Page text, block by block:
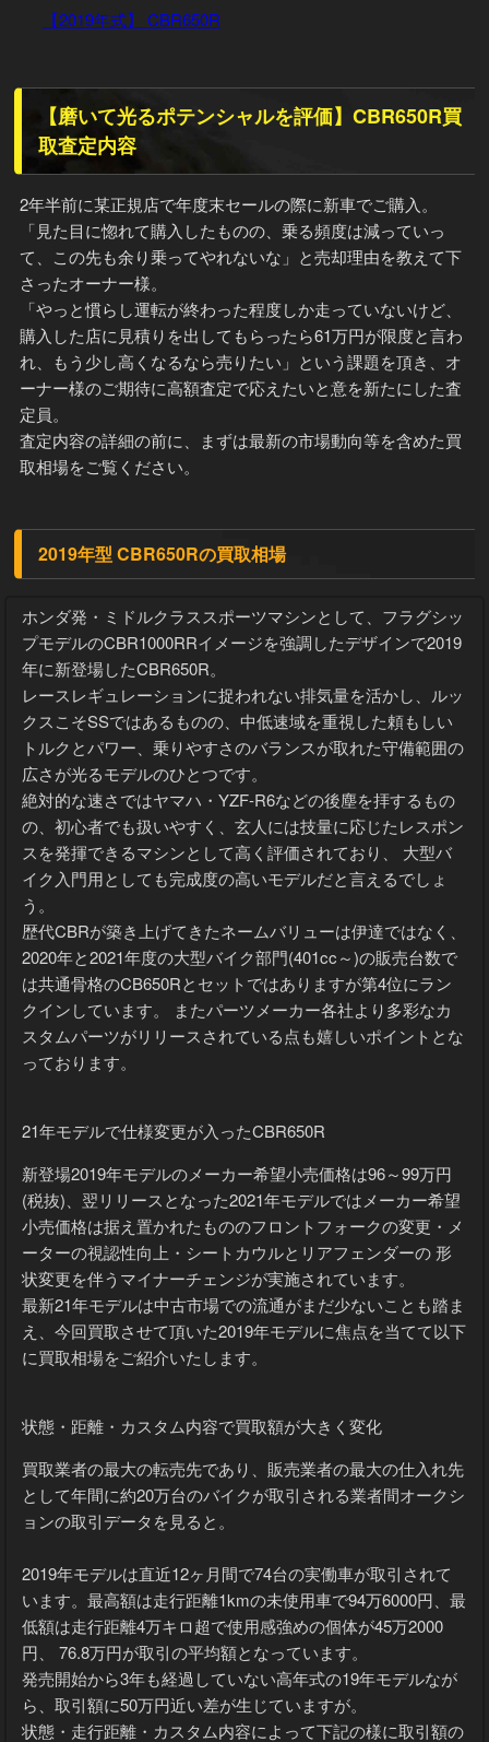
【磨いて光るポテンシャルを評価】CBR650R買
取査定内容
2年半前に某正規店で年度末セールの際に新車でご購入。
「見た目に惚れて購入したものの、乗る頻度は減っていっ
て、この先も余り乗ってやれないな」と売却理由を教えて下
さったオーナー様。
「やっと慣らし運転が終わった程度しか走っていないけど、
購入した店に見積りを出してもらったら61万円が限度と言わ
れ、もう少し高くなるなら売りたい」という課題を頂き、オ
ーナー様のご期待に高額査定で応えたいと意を新たにした査
定員。
査定内容の詳細の前に、まずは最新の市場動向等を含めた買
取相場をご覧ください。
2019年型 CBR650Rの買取相場
ホンダ発・ミドルクラススポーツマシンとして、フラグシッ
プモデルのCBR1000RRイメージを強調したデザインで2019
年に新登場したCBR650R。
レースレギュレーションに捉われない排気量を活かし、ルッ
クスこそSSではあるものの、中低速域を重視した頼もしい
トルクとパワー、乗りやすさのバランスが取れた守備範囲の
広さが光るモデルのひとつです。
絶対的な速さではヤマハ・YZF-R6などの後塵を拝するもの
の、初心者でも扱いやすく、玄人には技量に応じたレスポン
スを発揮できるマシンとして高く評価されており、 大型バ
イク入門用としても完成度の高いモデルだと言えるでしょ
う。
歴代CBRが築き上げてきたネームバリューは伊達ではなく、
2020年と2021年度の大型バイク部門(401cc～)の販売台数で
は共通骨格のCB650Rとセットではありますが第4位にラン
クインしています。 またパーツメーカー各社より多彩なカ
スタムパーツがリリースされている点も嬉しいポイントとな
っております。
21年モデルで仕様変更が入ったCBR650R
新登場2019年モデルのメーカー希望小売価格は96～99万円
(税抜)、翌リリースとなった2021年モデルではメーカー希望
小売価格は据え置かれたもののフロントフォークの変更・メ
ーターの視認性向上・シートカウルとリアフェンダーの 形
状変更を伴うマイナーチェンジが実施されています。
最新21年モデルは中古市場での流通がまだ少ないことも踏ま
え、今回買取させて頂いた2019年モデルに焦点を当てて以下
に買取相場をご紹介いたします。
状態・距離・カスタム内容で買取額が大きく変化
買取業者の最大の転売先であり、販売業者の最大の仕入れ先
として年間に約20万台のバイクが取引される業者間オークシ
ョンの取引データを見ると。
2019年モデルは直近12ヶ月間で74台の実働車が取引されて
います。最高額は走行距離1kmの未使用車で94万6000円、最
低額は走行距離4万キロ超で使用感強めの個体が45万2000
円、 76.8万円が取引の平均額となっています。
発売開始から3年も経過していない高年式の19年モデルなが
ら、取引額に50万円近い差が生じていますが。